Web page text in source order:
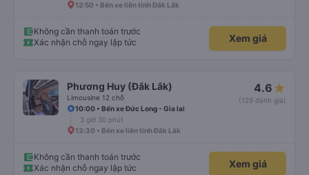
12:50 • Bến xe liên tỉnh Đắk Lắk
Không cần thanh toán trước
Xác nhận chỗ ngay lập tức
Xem giá
Phương Huy (Đắk Lắk)
Limousine 12 chỗ
4.6
(129 đánh giá)
10:00 • Bến xe Đức Long - Gia lai
3 giờ 30 phút
13:30 • Bến xe liên tỉnh Đắk Lắk
Không cần thanh toán trước
Xác nhận chỗ ngay lập tức
Xem giá